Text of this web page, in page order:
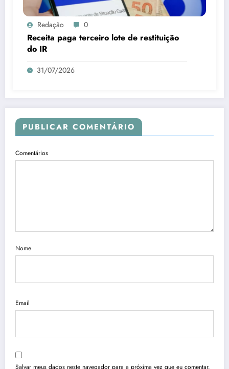
Redação 0
Receita paga terceiro lote de restituição
do IR
31/07/2026
PUBLICAR COMENTÁRIO
Comentários
Nome
Email
Salvar meus dados neste navegador para a próxima vez que eu comentar.